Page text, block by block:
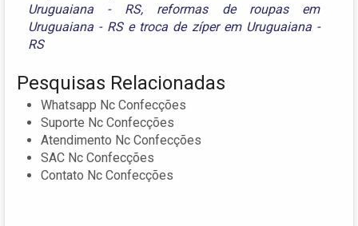
Uruguaiana - RS, reformas de roupas em
Uruguaiana - RSe troca de zíper em Uruguaiana -
RS
Pesquisas Relacionadas
Whatsapp Nc Confecções
Suporte Nc Confecções
Atendimento Nc Confecções
SAC Nc Confecções
Contato Nc Confecções